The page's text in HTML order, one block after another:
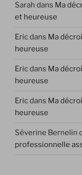
Sarah dans Ma
et heureuse
Ericdans Ma
heureuse
Ericdans Ma
heureuse
Ericdans Ma
heureuse
Séverine Bernelin
professionnelle